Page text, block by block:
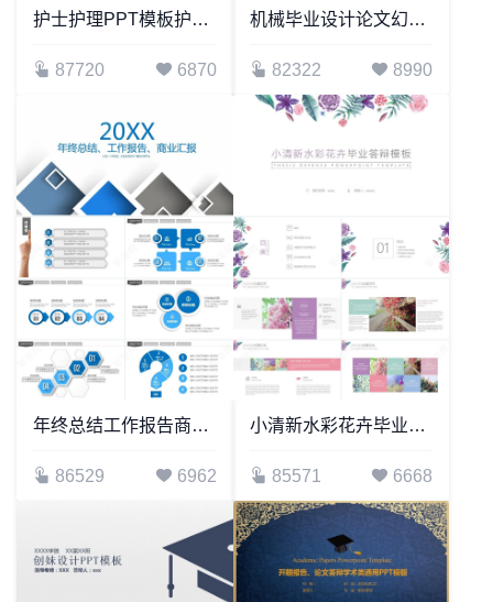
护士护理PPT模板护士医院护理护工通用模板
87720 6870
机械毕业设计论文幻灯片毕业答辩论文PPT模板
82322 8990
年终总结工作报告商业汇报通用PPT模板
86529 6962
小清新水彩花卉毕业答辩通用PPT模板
85571 6668